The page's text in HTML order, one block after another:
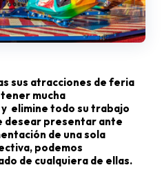
sus atracciones de feria
mucha
elimine todo su trabajo
desear presentar ante
de una sola
podemos
de cualquiera de ellas.